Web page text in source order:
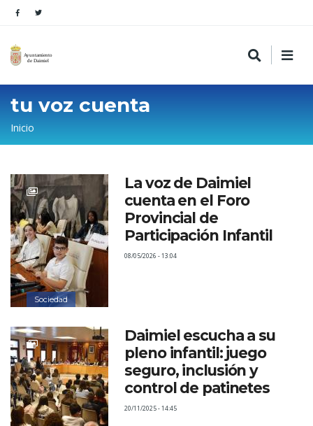
tu voz cuenta
Sobrescribir
enlaces
de
ayuda
a
la
navegación
Inicio
Sociedad
La voz de Daimiel
cuenta en el Foro
Provincial de
Participación Infantil
08/05/2026 - 13:04
Daimiel escucha a su
pleno infantil: juego
seguro, inclusión y
control de patinetes
20/11/2025 - 14:45